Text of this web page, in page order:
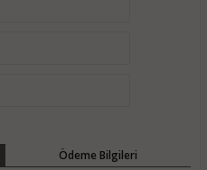
Ödeme Bilgileri